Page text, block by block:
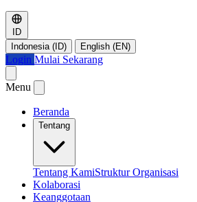
ID
Indonesia (ID)
English (EN)
Login Mulai Sekarang
Menu
Beranda
Tentang
Tentang KamiStruktur Organisasi
Kolaborasi
Keanggotaan